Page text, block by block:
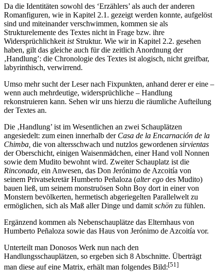
Da die Identitäten sowohl des ‘Erzählers’ als auch der anderen
Romanfiguren, wie in Kapitel 2.1. gezeigt werden konnte, aufgelöst
sind und miteinander verschwimmen, kommen sie als
Strukturelemente des Textes nicht in Frage bzw. ihre
Widersprüchlichkeit istStruktur. Wie wir in Kapitel 2.2. gesehen
haben, gilt das gleiche auch für die zeitlich Anordnung der
‚Handlung’: die Chronologie des Textes ist alogisch, nicht greifbar,
labyrinthisch, verwirrend.
Umso mehr sucht der Leser nach Fixpunkten, anhand derer er eine –
wenn auch mehrdeutige, widersprüchliche – Handlung
rekonstruieren kann. Sehen wir uns hierzu die räumliche Aufteilung
der Textes an.
Die ‚Handlung’ ist im Wesentlichen an zwei Schauplätzen
angesiedelt: zum einen innerhalb der Casa de la Encarnación de la
Chimba, die von altersschwach und nutzlos gewordenen sirvientas
der Oberschicht, einigen Waisenmädchen, einer Hand voll Nonnen
sowie dem Mudito bewohnt wird. Zweiter Schauplatz ist die
Rinconada, ein Anwesen, das Don Jerónimo de Azcoitía von
seinem Privatsekretär Humberto Peñaloza (alter ego des Mudito)
bauen ließ, um seinem monstruösen Sohn Boy dort in einer von
Monstern bevölkerten, hermetisch abgeriegelten Parallelwelt zu
ermöglichen, sich als Maß aller Dinge und damit schön zu fühlen.
Ergänzend kommen als Nebenschauplätze das Elternhaus von
Humberto Peñaloza sowie das Haus von Jerónimo de Azcoitía vor.
Unterteilt man Donosos Werk nun nach den
Handlungsschauplätzen, so ergeben sich 8 Abschnitte. Überträgt
man diese auf eine Matrix, erhält man folgendes Bild:[51]